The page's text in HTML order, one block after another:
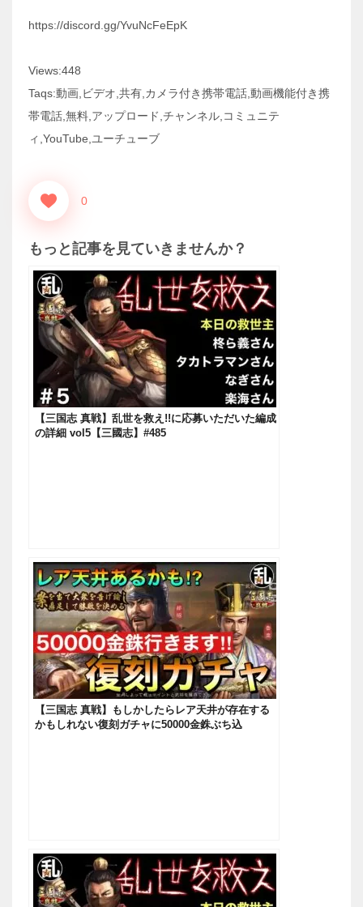
https://discord.gg/YvuNcFeEpK
Views:448
Taqs:動画,ビデオ,共有,カメラ付き携帯電話,動画機能付き携
帯電話,無料,アップロード,チャンネル,コミュニテ
ィ,YouTube,ユーチューブ
0
もっと記事を見ていきませんか？
【三国志 真戦】乱世を救え!!に応募いただいた編成
の詳細 vol5【三國志】#485
【三国志 真戦】もしかしたらレア天井が存在する
かもしれない復刻ガチャに50000金銖ぶち込